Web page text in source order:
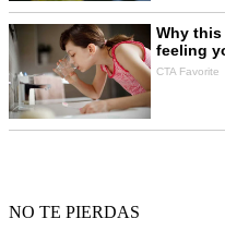
NO TE PIERDAS